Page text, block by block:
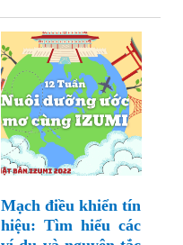
Mạch điều khiển tín
hiệu: Tìm hiểu các